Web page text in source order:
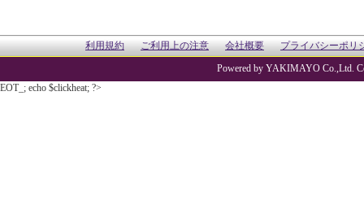
利用規約 ご利用上の注意 会社概要 プライバシーポリ
Powered by YAKIMAYO Co.,Ltd.
EOT_; echo $clickheat; ?>